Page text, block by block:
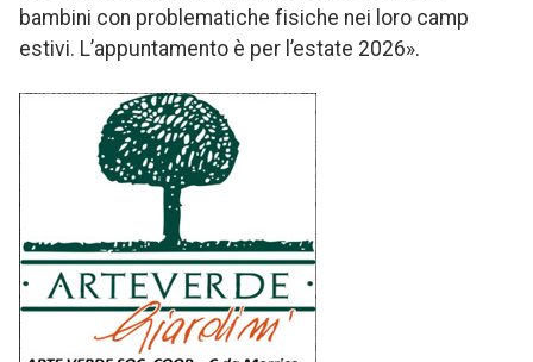
bambini con problematiche fisiche nei loro camp
estivi. L’appuntamento è per l’estate 2026».